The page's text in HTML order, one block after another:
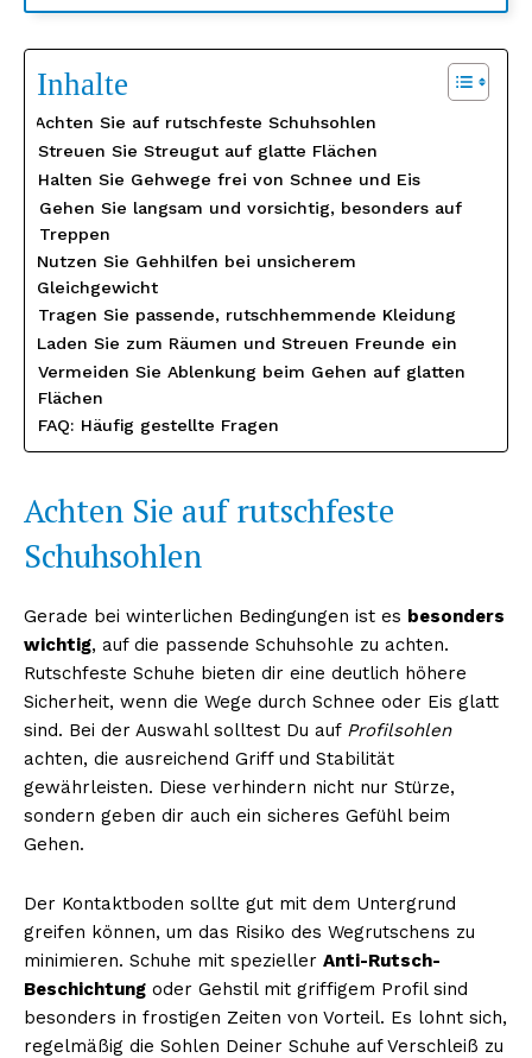
Inhalte
Achten Sie auf rutschfeste Schuhsohlen
Streuen Sie Streugut auf glatte Flächen
Halten Sie Gehwege frei von Schnee und Eis
Gehen Sie langsam und vorsichtig, besonders auf
Treppen
Nutzen Sie Gehhilfen bei unsicherem
Gleichgewicht
Tragen Sie passende, rutschhemmende Kleidung
Laden Sie zum Räumen und Streuen Freunde ein
Vermeiden Sie Ablenkung beim Gehen auf glatten
Flächen
FAQ: Häufig gestellte Fragen
Achten Sie auf rutschfeste
Schuhsohlen
Gerade bei winterlichen Bedingungen ist es besonders
wichtig, auf die passende Schuhsohle zu achten.
Rutschfeste Schuhe bieten dir eine deutlich höhere
Sicherheit, wenn die Wege durch Schnee oder Eis glatt
sind. Bei der Auswahl solltest Du auf Profilsohlen
achten, die ausreichend Griff und Stabilität
gewährleisten. Diese verhindern nicht nur Stürze,
sondern geben dir auch ein sicheres Gefühl beim
Gehen.
Der Kontaktboden sollte gut mit dem Untergrund
greifen können, um das Risiko des Wegrutschens zu
minimieren. Schuhe mit spezieller Anti-Rutsch-
Beschichtung oder Gehstil mit griffigem Profil sind
besonders in frostigen Zeiten von Vorteil. Es lohnt sich,
regelmäßig die Sohlen Deiner Schuhe auf Verschleiß zu